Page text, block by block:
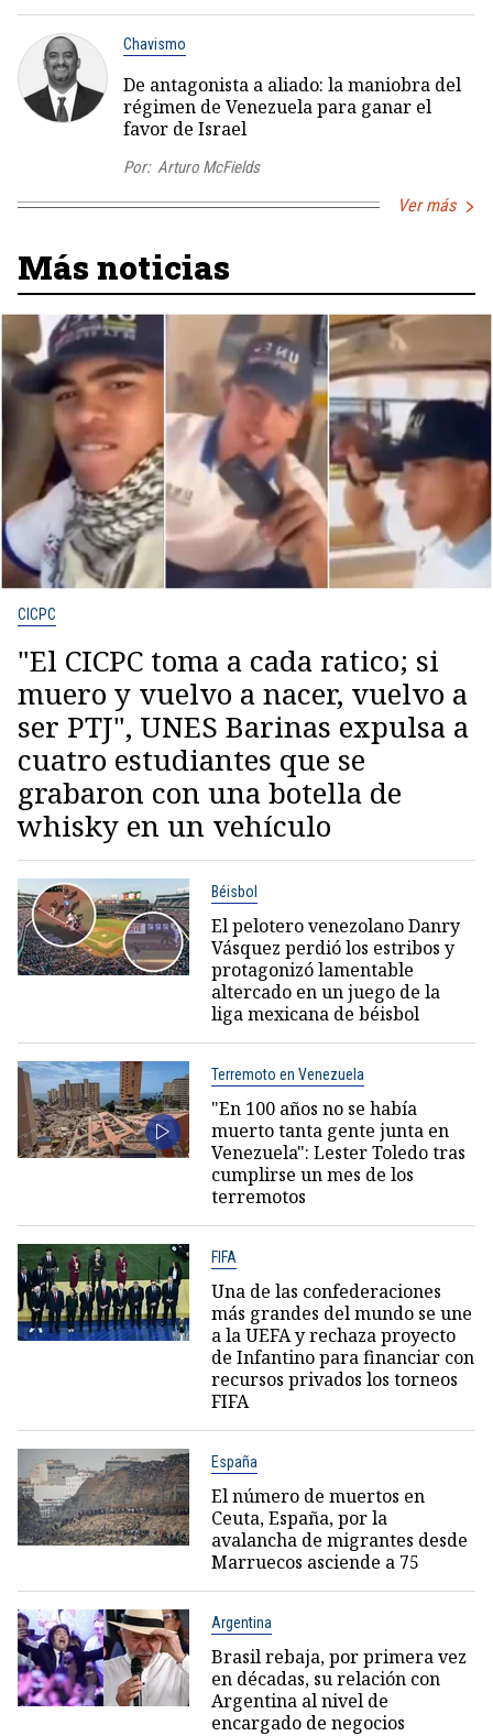
Chavismo
De antagonista a aliado: la maniobra del
régimen de Venezuela para ganar el
favor de Israel
Por: Arturo McFields
Ver más
Más noticias
CICPC
"El CICPC toma a cada ratico; si
muero y vuelvo a nacer, vuelvo a
ser PTJ", UNES Barinas expulsa a
cuatro estudiantes que se
grabaron con una botella de
whisky en un vehículo
Béisbol
El pelotero venezolano Danry
Vásquez perdió los estribos y
protagonizó lamentable
altercado en un juego de la
liga mexicana de béisbol
Terremoto en Venezuela
"En 100 años no se había
muerto tanta gente junta en
Venezuela": Lester Toledo tras
cumplirse un mes de los
terremotos
FIFA
Una de las confederaciones
más grandes del mundo se une
a la UEFA y rechaza proyecto
de Infantino para financiar con
recursos privados los torneos
FIFA
España
El número de muertos en
Ceuta, España, por la
avalancha de migrantes desde
Marruecos asciende a 75
Argentina
Brasil rebaja, por primera vez
en décadas, su relación con
Argentina al nivel de
encargado de negocios